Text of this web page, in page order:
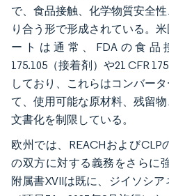
で、食品接触、化学物質安全
り合う形で形成されている。
ートは通常、FDAの食品
175.105（接着剤）や21 CFR
しており、これらはコンバー
て、使用可能な原材料、残留
文書化を制限している。
欧州では、REACHおよび
の双方に対する義務をさらに
附属書XVIIは既に、ジイソシ